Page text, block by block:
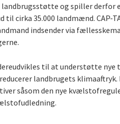
landbrugsstøtte og spiller derfor
cirka 35.000 landmænd. CAP-
indsender via
til at understøtte nye
landbrugets
såsom den nye